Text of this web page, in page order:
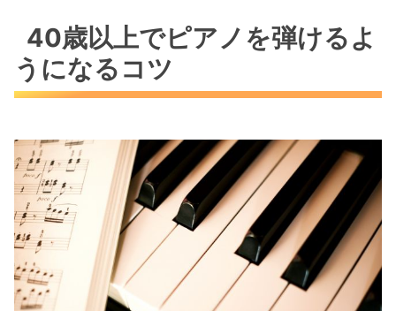
40歳以上でピアノを弾けるよ
うになるコツ